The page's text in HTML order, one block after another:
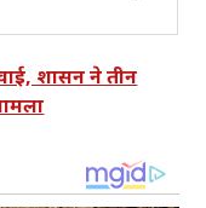
शासन ने तीन